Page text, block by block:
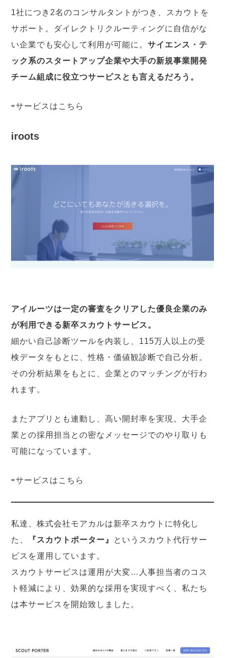
1社につき2名のコンサルタントがつき、スカウトを
サポート。ダイレクトリクルーティングに自信がな
い企業でも安心して利用が可能に。サイエンス・テ
ック系のスタートアップ企業や大手の新規事業開発
チーム組成に役立つサービスとも言えるだろう。
⇨サービスは こちら
iroots
アイルーツは一定の審査をクリアした優良企業のみ
が利用できる新卒スカウトサービス。
細かい自己診断ツールを内装し、115万人以上の受
検データをもとに、性格・価値観診断で自己分析。
その分析結果をもとに、企業とのマッチングが行わ
れます。
またアプリとも連動し、高い開封率を実現。大手企
業との採用担当との密なメッセージでのやり取りも
可能になっています。
⇨サービスは こちら
私達、株式会社モアカルは新卒スカウトに特化し
た、
『スカウトポーター』 というスカウト代行サー
ビスを運用しています。
スカウトサービスは運用が大変…人事担当者のコス
ト軽減により、効果的な採用を実現すべく、私たち
は本サービスを開始致しました。